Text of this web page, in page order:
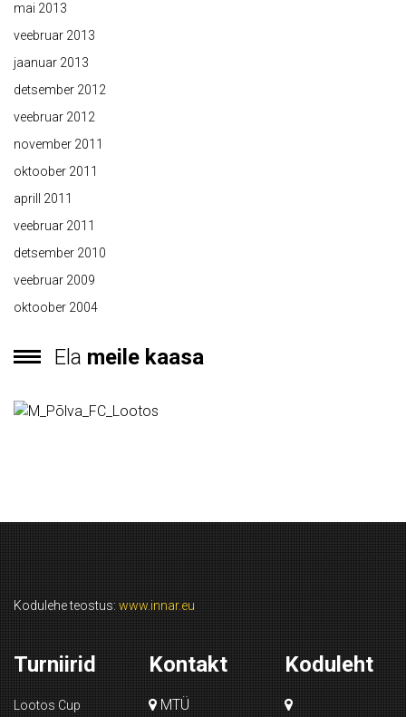
mai 2013
veebruar 2013
jaanuar 2013
detsember 2012
veebruar 2012
november 2011
oktoober 2011
aprill 2011
veebruar 2011
detsember 2010
veebruar 2009
oktoober 2004
Ela meile kaasa
Kodulehe teostus: www.innar.eu
Turniirid
Lootos Cup
Kontakt
MTÜ
Koduleht